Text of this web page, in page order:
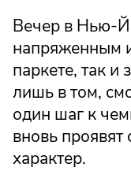
Вечер в Нью-
напряженным
паркете, так и
лишь в том,
один шаг к
вновь
характер.